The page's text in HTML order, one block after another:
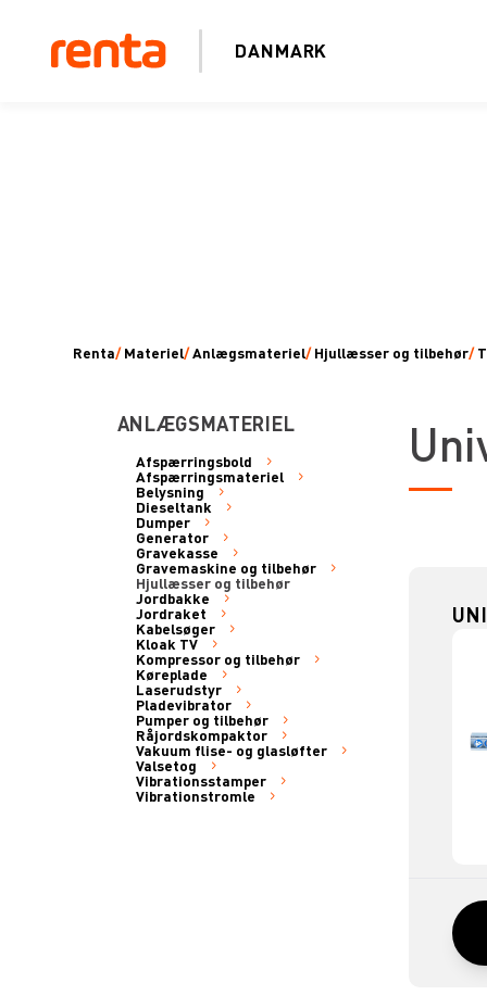
DANMARK
Renta/ Materiel/Anlægsmateriel/ Hjullæsser og tilbehør/
ANLÆGSMATERIEL
Afspærringsbold
Afspærringsmateriel
Belysning
Dieseltank
Dumper
Generator
Gravekasse
Gravemaskine og tilbehør
Hjullæsser og tilbehør
Jordbakke
Jordraket
Kabelsøger
Kloak TV
Kompressor og tilbehør
Køreplade
Laserudstyr
Pladevibrator
Pumper og tilbehør
Råjordskompaktor
Vakuum flise- og glasløfter
Valsetog
Vibrationsstamper
Vibrationstromle